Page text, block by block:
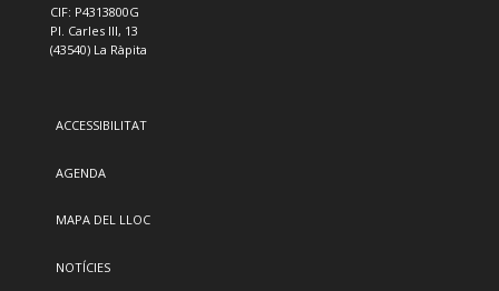
CIF: P4313800G
Pl. Carles III, 13
(43540) La Ràpita
ACCESSIBILITAT
AGENDA
MAPA DEL LLOC
NOTÍCIES